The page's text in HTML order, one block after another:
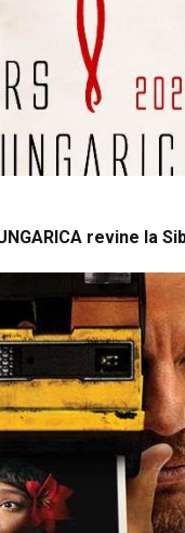
revine la